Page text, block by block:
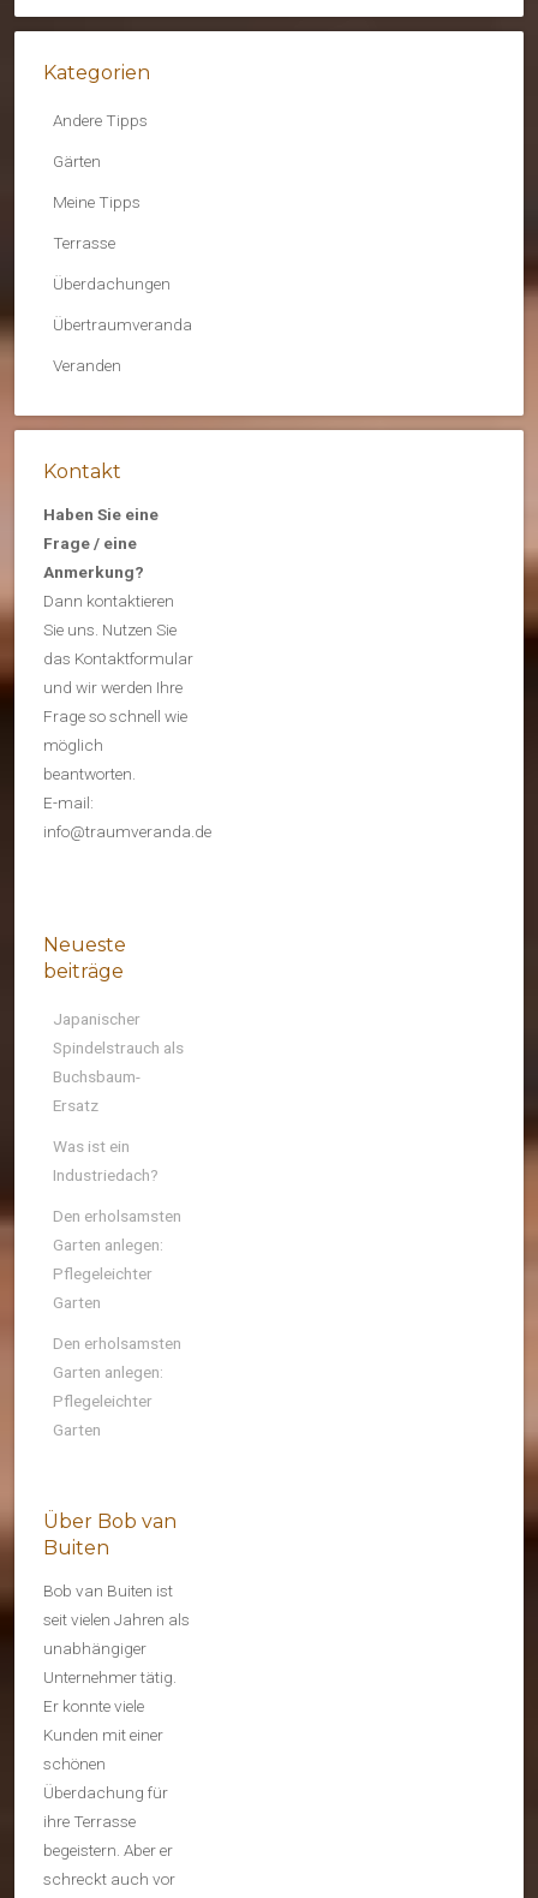
Kategorien
Andere Tipps
Gärten
Meine Tipps
Terrasse
Überdachungen
Übertraumveranda
Veranden
Kontakt
Haben Sie eine
Frage / eine
Anmerkung?
Dann kontaktieren
Sie uns. Nutzen Sie
das Kontaktformular
und wir werden Ihre
Frage so schnell wie
möglich
beantworten.
E-mail:
info@traumveranda.de
Neueste
beiträge
Japanischer
Spindelstrauch als
Buchsbaum-
Ersatz
Was ist ein
Industriedach?
Den erholsamsten
Garten anlegen:
Pflegeleichter
Garten
Den erholsamsten
Garten anlegen:
Pflegeleichter
Garten
Über Bob van
Buiten
Bob van Buiten ist
seit vielen Jahren als
unabhängiger
Unternehmer tätig.
Er konnte viele
Kunden mit einer
schönen
Überdachung für
ihre Terrasse
begeistern. Aber er
schreckt auch vor